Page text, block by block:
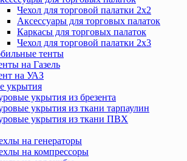
Чехол для торговой палатки 2х2
Аксессуары для торговых палаток
Каркасы для торговых палаток
Чехол для торговой палатки 2х3
тенты
на Газель
на УАЗ
укрытия
укрытия из брезента
укрытия из ткани тарпаулин
укрытия из ткани ПВХ
на генераторы
на компрессоры